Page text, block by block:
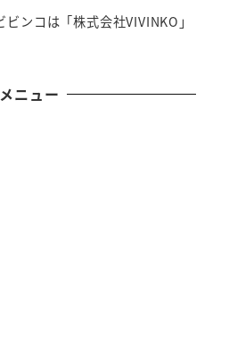
ンコは「株式会社VIVINKO」
メニュー